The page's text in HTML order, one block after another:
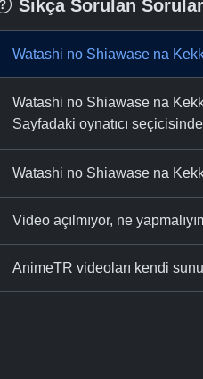
Sıkça Sorulan Sorular
Watashi no Shiawase na
Watashi no Shiawase na
Sayfadaki oynatıcı
Watashi no Shiawase na
Video açılmıyor, ne
AnimeTR videoları kendi